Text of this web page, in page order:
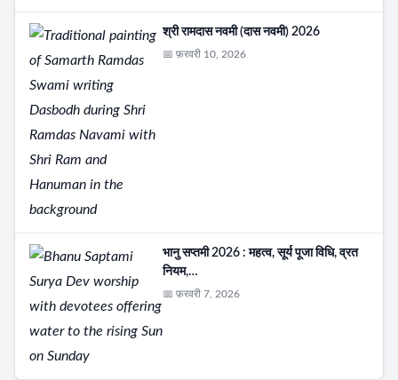
श्री रामदास नवमी (दास नवमी) 2026
📅 फ़रवरी 10, 2026
भानु सप्तमी 2026 : महत्व, सूर्य पूजा विधि, व्रत
नियम,…
📅 फ़रवरी 7, 2026